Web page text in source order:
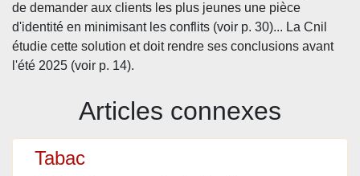
de demander aux clients les plus jeunes une pièce
d'identité en minimisant les conflits (voir p. 30)... La Cnil
étudie cette solution et doit rendre ses conclusions avant
l'été 2025 (voir p. 14).
Articles connexes
Tabac